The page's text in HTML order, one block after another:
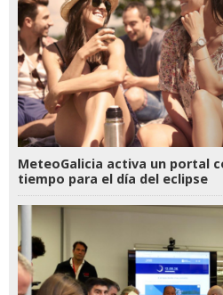
MeteoGalicia activa un portal
tiempo para el día del eclipse